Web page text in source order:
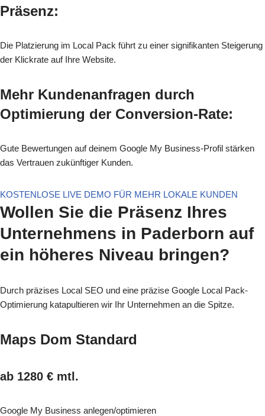
Präsenz:
Die Platzierung im Local Pack führt zu einer signifikanten Steigerung
der Klickrate auf Ihre Website.
Mehr Kundenanfragen durch
Optimierung der Conversion-Rate:
Gute Bewertungen auf deinem Google My Business-Profil stärken
das Vertrauen zukünftiger Kunden.
KOSTENLOSE LIVE DEMO FÜR MEHR LOKALE KUNDEN
Wollen Sie die Präsenz Ihres
Unternehmens in Paderborn auf
ein höheres Niveau bringen?
Durch präzises Local SEO und eine präzise Google Local Pack-
Optimierung katapultieren wir Ihr Unternehmen an die Spitze.
Maps Dom Standard
ab 1280 € mtl.
Google My Business anlegen/optimieren